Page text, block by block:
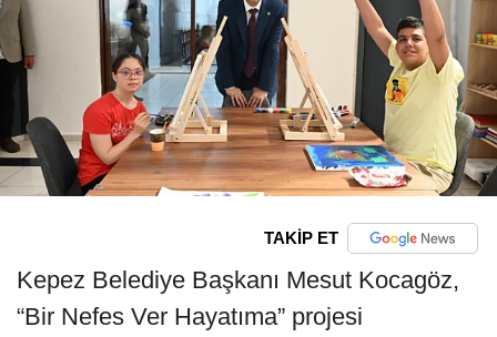
TAKİP ET
Kepez Belediye Başkanı Mesut Kocagöz,
“Bir Nefes Ver Hayatıma” projesi